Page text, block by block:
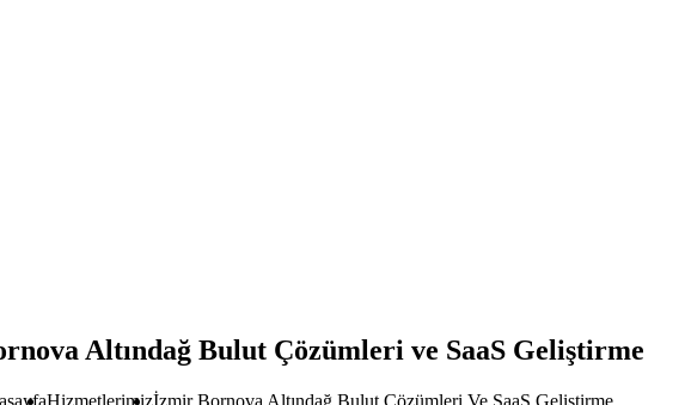
Altındağ Bulut Çözümleri ve SaaS Geliştirme
Hizmetlerimizİzmir Bornova Altındağ Bulut Çözümleri Ve SaaS Geliştirme